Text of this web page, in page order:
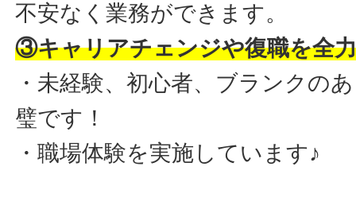
不安なく業務ができます。
③キャリアチェンジや復職を全
・未経験、初心者、ブランクの
璧です！
・職場体験を実施しています♪